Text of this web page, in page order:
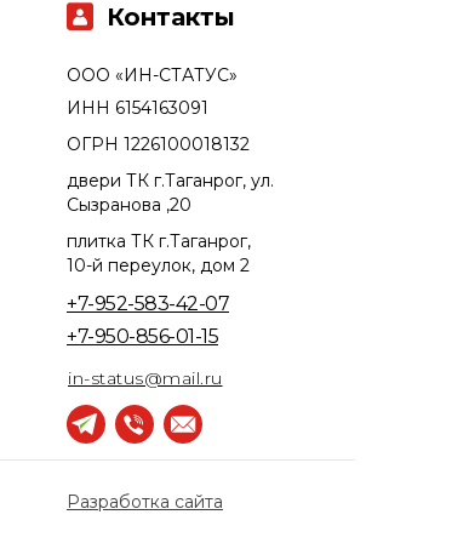
+7-950-856-01-15
+7-952-583-42-07
ООО «ИН-СТАТУС»
плитка ТК г.Таганрог,
10-й переулок, дом 2
двери ТК г.Таганрог, ул.
Сызранова ,20
ОГРН 1226100018132
ИНН 6154163091
Разработка сайта
in-status@mail.ru
Контакты